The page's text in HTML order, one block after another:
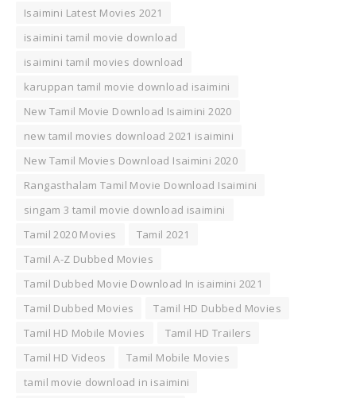
Isaimini Latest Movies 2021
isaimini tamil movie download
isaimini tamil movies download
karuppan tamil movie download isaimini
New Tamil Movie Download Isaimini 2020
new tamil movies download 2021 isaimini
New Tamil Movies Download Isaimini 2020
Rangasthalam Tamil Movie Download Isaimini
singam 3 tamil movie download isaimini
Tamil 2020 Movies
Tamil 2021
Tamil A-Z Dubbed Movies
Tamil Dubbed Movie Download In isaimini 2021
Tamil Dubbed Movies
Tamil HD Dubbed Movies
Tamil HD Mobile Movies
Tamil HD Trailers
Tamil HD Videos
Tamil Mobile Movies
tamil movie download in isaimini